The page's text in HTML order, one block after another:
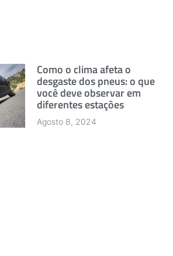
Como o clima afeta o
desgaste dos pneus: o que
você deve observar em
diferentes estações
Agosto 8, 2024